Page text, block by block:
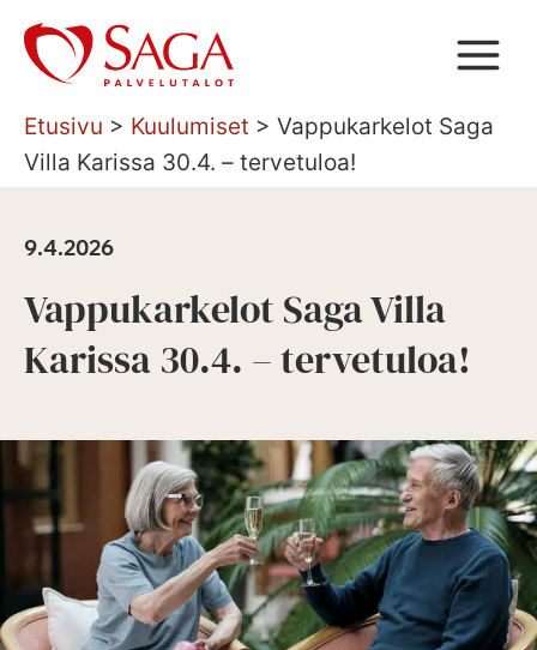
Siirry
sisältöön
Etusivu > Kuulumiset > Vappukarkelot Saga
Villa Karissa 30.4. – tervetuloa!
9.4.2026
Vappukarkelot Saga Villa
Karissa 30.4. – tervetuloa!